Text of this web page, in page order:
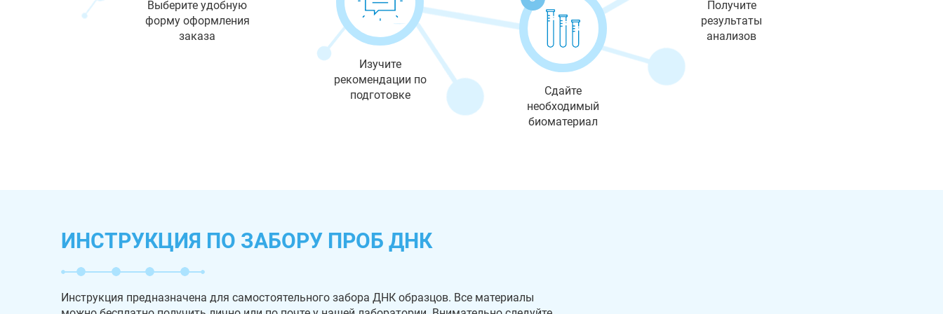
Выберите удобную
форму оформления
заказа
Изучите
рекомендации по
подготовке
Сдайте
необходимый
биоматериал
Получите
результаты
анализов
ИНСТРУКЦИЯ ПО ЗАБОРУ ПРОБ ДНК
Инструкция предназначена для самостоятельного забора ДНК образцов. Все материалы